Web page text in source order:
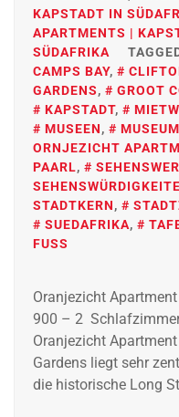
KAPSTADT IN
APARTMENTS |
SÜDAFRIKA
CAMPS BAY,
GARDENS, GROOT
KAPSTADT,
MUSEEN, MUSEUM
ORNJEZICHT
PAARL,
STADTKERN,
SUEDAFRIKA,
FUSS
Oranjezicht
900 – 2
Oranjezicht
Gardens liegt sehr
die historische Long